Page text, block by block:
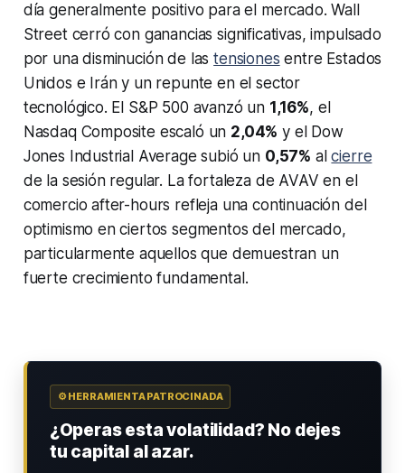
día generalmente positivo para el mercado. Wall
Street cerró con ganancias significativas, impulsado
por una disminución de lastensiones entre Estados
Unidos e Irán y un repunte en el sector
tecnológico. El S&P 500 avanzó un 1,16%, el
Nasdaq Composite escaló un 2,04% y el Dow
Jones Industrial Average subió un 0,57% alcierre
de la sesión regular. La fortaleza de AVAV en el
comercio after-hours refleja una continuación del
optimismo en ciertos segmentos del mercado,
particularmente aquellos que demuestran un
fuerte crecimiento fundamental.
⚙️ HERRAMIENTA PATROCINADA
¿Operas esta volatilidad? No dejes
tu capital al azar.